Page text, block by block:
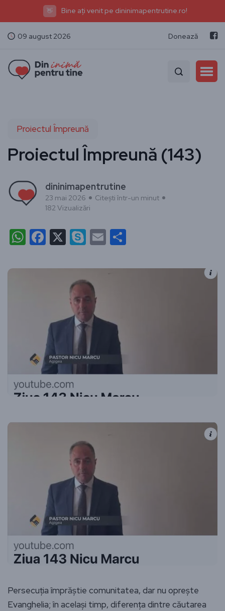
👋 Bine ați venit pe dininimapentrutine.ro!
09 august 2026 Donează
Proiectul Împreună
Proiectul Împreună (143)
dininimapentrutine
23 mai 2026
Citești într-un minut
182 Vizualizări
WhatsApp
Facebook
X Skype
Email
Persecuția împrăștie comunitatea, dar nu oprește
Evanghelia; în același timp, diferența dintre căutarea